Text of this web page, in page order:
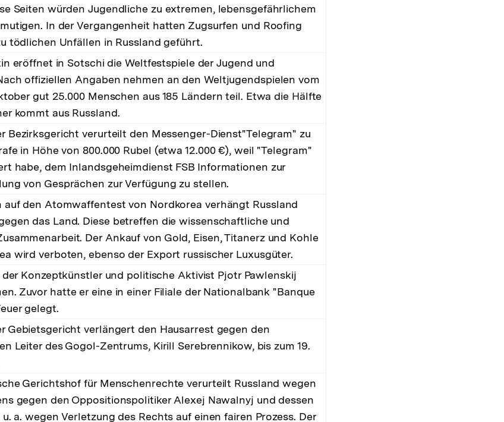
Seiten würden Jugendliche zu extremen, lebensgefährlichem
In der Vergangenheit hatten Zugsurfen und Roofing
tödlichen Unfällen in Russland geführt.
eröffnet in Sotschi die Weltfestspiele der Jugend und
offiziellen Angaben nehmen an den Weltjugendspielen vom
gut 25.000 Menschen aus 185 Ländern teil. Etwa die Hälfte
kommt aus Russland.
Bezirksgericht verurteilt den Messenger-Dienst"Telegram" zu
in Höhe von 800.000 Rubel (etwa 12.000 €), weil "Telegram"
habe, dem Inlandsgeheimdienst FSB Informationen zur
von Gesprächen zur Verfügung zu stellen.
auf den Atomwaffentest von Nordkorea verhängt Russland
das Land. Diese betreffen die wissenschaftliche und
Der Ankauf von Gold, Eisen, Titanerz und Kohle
wird verboten, ebenso der Export russischer Luxusgüter.
der Konzeptkünstler und politische Aktivist Pjotr Pawlenskij
Zuvor hatte er eine in einer Filiale der Nationalbank "Banque
gelegt.
Gebietsgericht verlängert den Hausarrest gegen den
Leiter des Gogol-Zentrums, Kirill Serebrennikow, bis zum 19.
Gerichtshof für Menschenrechte verurteilt Russland wegen
gegen den Oppositionspolitiker Alexej Nawalnyj und dessen
u. a. wegen Verletzung des Rechts auf einen fairen Prozess. Der